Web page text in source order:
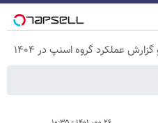
عملکرد گروه اسنپ در ۱۴۰۴